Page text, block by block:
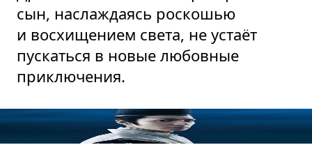
сын, наслаждаясь роскошью
и восхищением света, не устаёт
пускаться в новые любовные
приключения.